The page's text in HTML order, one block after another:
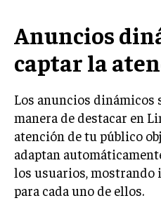
TECNOLOGIA
SOSTENIBILIDAD Y
GESTIÓN DE LA
TRANSFORMACIÓN
ANALÍTICA
INTELLIGENCE
CIBERSEGURIDAD
Anuncios
captar la
Los anuncios dinámicos
manera de destacar en
atención de tu público
adaptan
los usuarios,
para cada uno de ellos.